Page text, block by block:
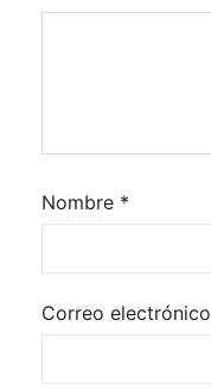
Nombre *
Correo electrónico